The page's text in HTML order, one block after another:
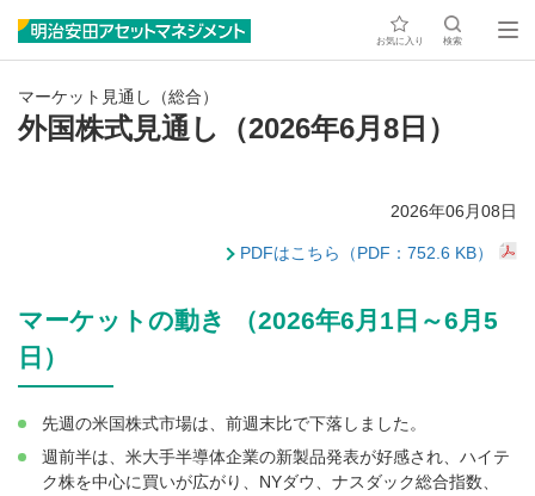
お気に入り 検索
マーケット見通し（総合）
外国株式見通し（2026年6月8日）
2026年06月08日
PDFはこちら（PDF：752.6 KB）
マーケットの動き （2026年6月1日～6月5
日）
先週の米国株式市場は、前週末比で下落しました。
週前半は、米大手半導体企業の新製品発表が好感され、ハイテ
ク株を中心に買いが広がり、NYダウ、ナスダック総合指数、